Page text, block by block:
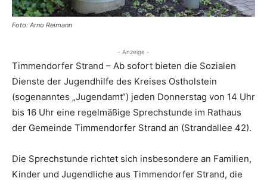
Foto: Arno Reimann
- Anzeige -
Timmendorfer Strand – Ab sofort bieten die Sozialen
Dienste der Jugendhilfe des Kreises Ostholstein
(sogenanntes „Jugendamt“) jeden Donnerstag von 14 Uhr
bis 16 Uhr eine regelmäßige Sprechstunde im Rathaus
der Gemeinde Timmendorfer Strand an (Strandallee 42).
Die Sprechstunde richtet sich insbesondere an Familien,
Kinder und Jugendliche aus Timmendorfer Strand, die